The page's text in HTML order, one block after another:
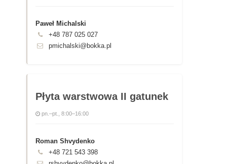
Paweł Michalski
+48 787 025 027
pmichalski@bokka.pl
Płyta warstwowa II gatunek
pn.–pt., 8:00–16:00
Roman Shvydenko
+48 721 543 398